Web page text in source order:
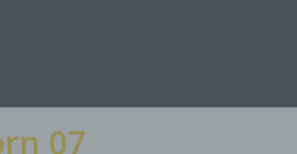
07